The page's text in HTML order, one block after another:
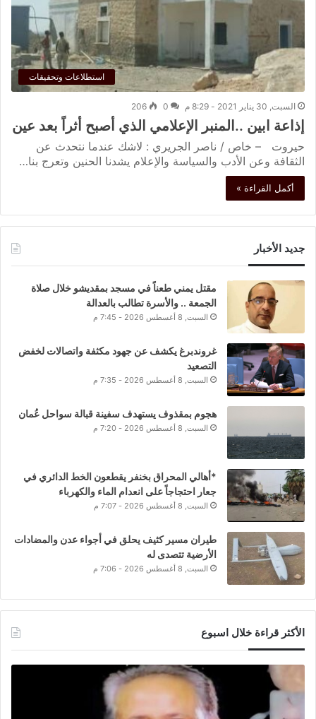
استطلاعات وتحقيقات
السبت, 30 يناير 2021 - 8:29 م 0
206
إذاعة ابين ..المنبر الإعلامي الذي أصبح أثراً بعد عين
حيروت – خاص / ناصر الجريري : لاشك عندما نتحدث عن
الثقافة وعن الأدب والسياسة والإعلام يشدنا الحنين وتعرج بنا…
أكمل القراءة »
جديد الأخبار
مقتل يمني طعناً في مسجد بمقديشو خلال صلاة
الجمعة .. والأسرة تطالب بالعدالة
السبت, 8 أغسطس 2026 - 7:45 م
غروندبرغ يكشف عن جهود مكثفة واتصالات لخفض
التصعيد
السبت, 8 أغسطس 2026 - 7:35 م
هجوم بمقذوف يستهدف سفينة قبالة سواحل عُمان
السبت, 8 أغسطس 2026 - 7:20 م
*أهالي المحراق بخنفر يقطعون الخط الدائري في
جعار احتجاجاً على انعدام الماء والكهرباء
السبت, 8 أغسطس 2026 - 7:07 م
طيران مسير كثيف يحلق في أجواء عدن والمضادات
الأرضية تتصدى له
السبت, 8 أغسطس 2026 - 7:06 م
الأكثر قراءة خلال اسبوع